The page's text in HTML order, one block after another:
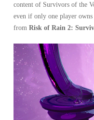
content of Survivors of the
even if only one player
from Risk of Rain 2: